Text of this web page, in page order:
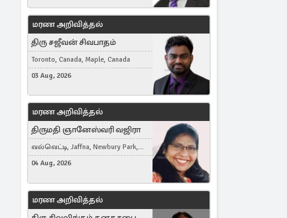
மரண அறிவித்தல்
திரு சஜீவன் சிவபாதம்
Toronto, Canada, Maple, Canada
03 Aug, 2026
மரண அறிவித்தல்
திருமதி ஞானேஸ்வரி வஜிரா
வல்வெட்டி, Jaffna, Newbury Park,
United Kingdom
04 Aug, 2026
மரண அறிவித்தல்